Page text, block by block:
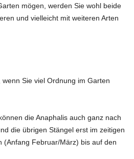
mögen, werden Sie wohl beide
und vielleicht mit weiteren Arten
Sie viel Ordnung im Garten
die Anaphalis auch ganz nach
die übrigen Stängel erst im zeitigen
(Anfang Februar/März) bis auf den